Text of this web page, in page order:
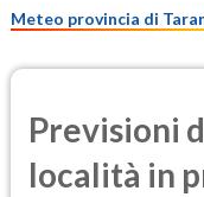
Meteo provincia di
Previsioni
località in